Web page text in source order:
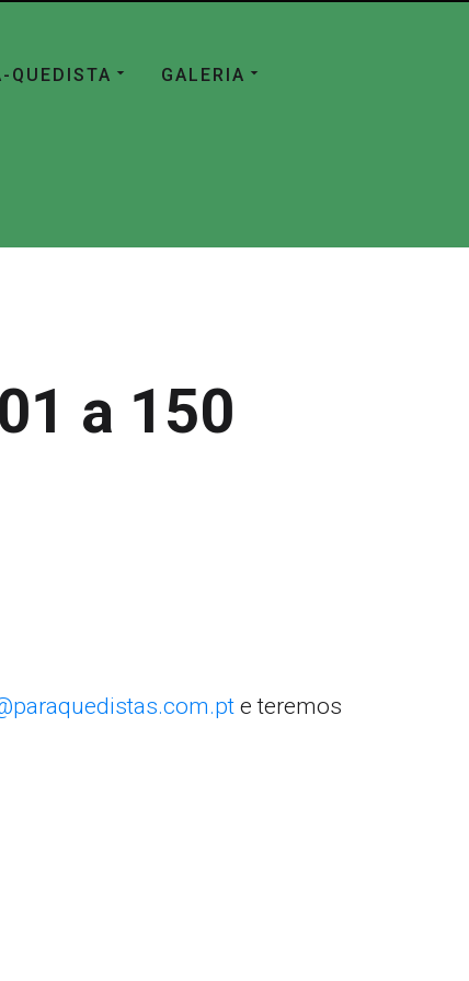
QUEDISTA GALERIA
a 150
e teremos